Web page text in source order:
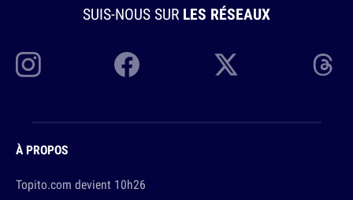
SUIS-NOUS SUR LES RÉSEAUX
À PROPOS
Topito.com devient 10h26